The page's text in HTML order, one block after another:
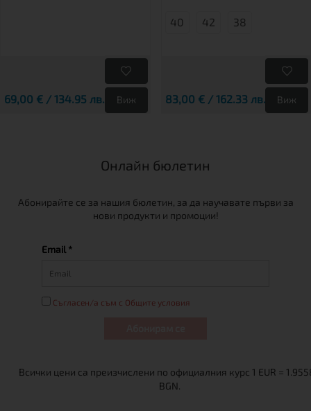
69,00 € / 134.95 лв. Виж
40 42 38
83,00 € / 162.33 лв. Виж
Онлайн бюлетин
Абонирайте се за нашия бюлетин, за да научавате първи за
нови продукти и промоции!
Email *
Съгласен/а съм с Общите условия